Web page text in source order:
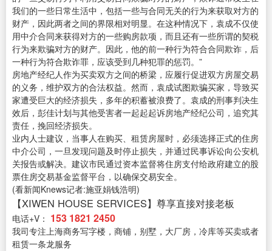
我们的一些日常生活中，包括一些与合同无关的行为来获取对方的
财产，因此两者之间的界限相对明显。在这种情况下，袁成不仅使
用中介合同来获得对方的一些购房款项，而且还有一些所谓的契税
行为来欺骗对方的财产。因此，他的前一种行为符合合同欺诈，后
一种行为符合欺诈罪，应该受到几种犯罪的惩罚。”
房地产经纪人作为买卖双方之间的桥梁，应履行促进双方房屋交易
的义务，维护双方的合法权益。然而，袁成试图欺骗买家，导致买
家遭受巨大的经济损失，多年的积蓄被浪费了。袁成的刑事判决生
效后，彭佳计划与其他受害者一起起起诉房地产经纪公司，追究其
责任，挽回经济损失。
业内人士建议，当事人在购买、租赁房屋时，必须选择正式的住房
中介公司，一旦发现问题及时停止损失，并通过民事诉讼向公安机
关报告或解决。建议市民通过资本监督将住房支付给政府建立的股
票住房交易基金监督平台，以确保交易安全。
(看新闻Knews记者:施亚娟钱浩明)
【XIWEN HOUSE SERVICES】尊享直接对接老板
电话+V： 153 1821 2450
我司专注上海商务写字楼，商铺，别墅，大厂房，冷库等买卖或者
租赁一条龙服务